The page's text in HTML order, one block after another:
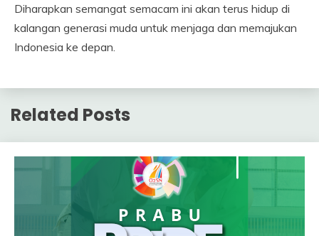
Diharapkan semangat semacam ini akan terus hidup di
kalangan generasi muda untuk menjaga dan memajukan
Indonesia ke depan.
Related Posts